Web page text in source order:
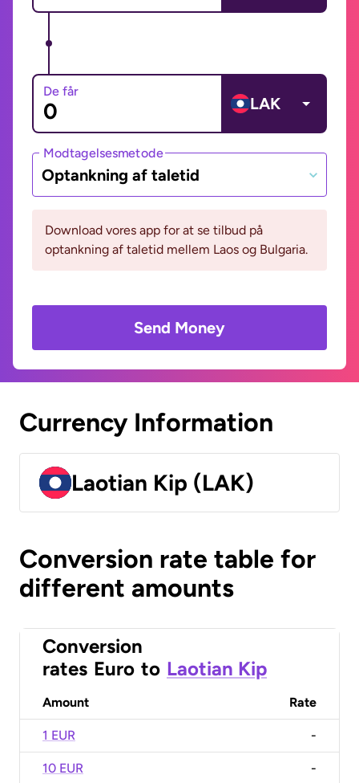
De får
LAK
Modtagelsesmetode
Optankning af taletid
Download vores app for at se tilbud på
optankning af taletid mellem Laos og Bulgaria.
Send Money
Currency Information
Laotian Kip (LAK)
Conversion rate table for
different amounts
Conversion
rates Euro to Laotian Kip
Amount Rate
1 EUR -
10 EUR -